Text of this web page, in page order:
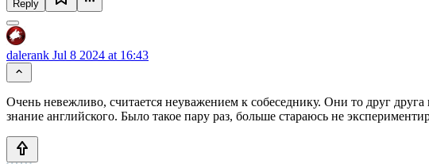
Reply
dalerank Jul 8 2024 at 16:43
Очень невежливо, считается неуважением к собеседнику. Они то друг
знание английского. Было такое пару раз, больше стараюсь не